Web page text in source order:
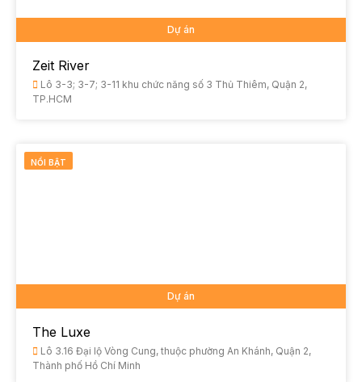
Dự án
Zeit River
Lô 3-3; 3-7; 3-11 khu chức năng số 3 Thủ Thiêm, Quận 2,
TP.HCM
NỔI BẬT
Dự án
The Luxe
Lô 3.16 Đại lộ Vòng Cung, thuộc phường An Khánh, Quận 2,
Thành phố Hồ Chí Minh